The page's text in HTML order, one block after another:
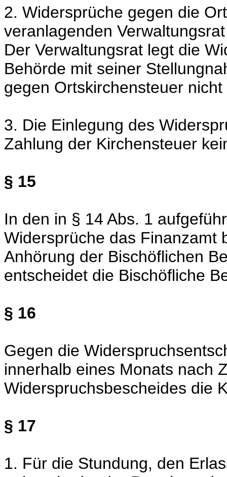
2. Widersprüche gegen die
veranlagenden
Der Verwaltungsrat legt die
Behörde mit seiner
gegen Ortskirchensteuer nicht
3. Die Einlegung des
Zahlung der Kirchensteuer
§ 15
In den in § 14 Abs. 1
Widersprüche das Finanzamt
Anhörung der Bischöflichen
entscheidet die Bischöfliche
§ 16
Gegen die
innerhalb eines Monats nach
Widerspruchsbescheides die
§ 17
1. Für die Stundung, den